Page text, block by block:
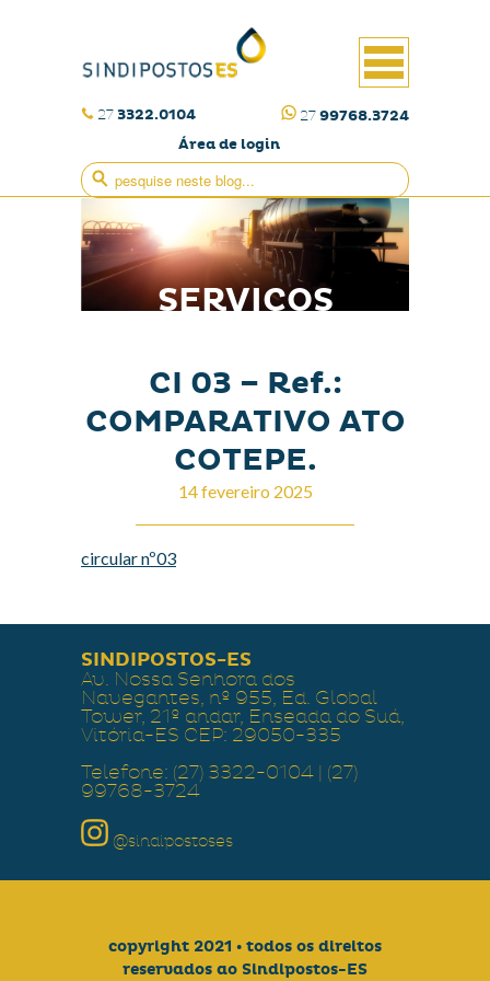
27 3322.0104 27 99768.3724
Área de login
SERVIÇOS
CI 03 – Ref.:
COMPARATIVO ATO
COTEPE.
14 fevereiro 2025
circular nº03
SINDIPOSTOS-ES
Av. Nossa Senhora dos
Navegantes, nº 955, Ed. Global
Tower, 21º andar, Enseada do Suá,
Vitória-ES CEP: 29050-335
Telefone: (27) 3322-0104 | (27)
99768-3724
@sindipostoses
copyright 2021 • todos os direitos
reservados ao Sindipostos-ES